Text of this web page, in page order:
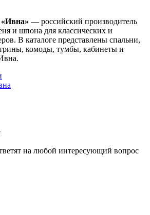
— российский производитель
и шпона для классических и
В каталоге представлены спальни,
комоды, тумбы, кабинеты и
на любой интересующий вопрос